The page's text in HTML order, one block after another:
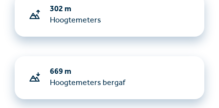
302 m
Hoogtemeters
669 m
Hoogtemeters bergaf